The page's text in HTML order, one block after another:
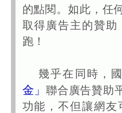
的點閱。如此，任
取得廣告主的贊
跑！
幾乎在同時，國
金」聯合廣告贊助
功能，不但讓網